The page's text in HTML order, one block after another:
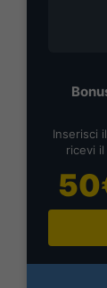
Inserisci
ricevi